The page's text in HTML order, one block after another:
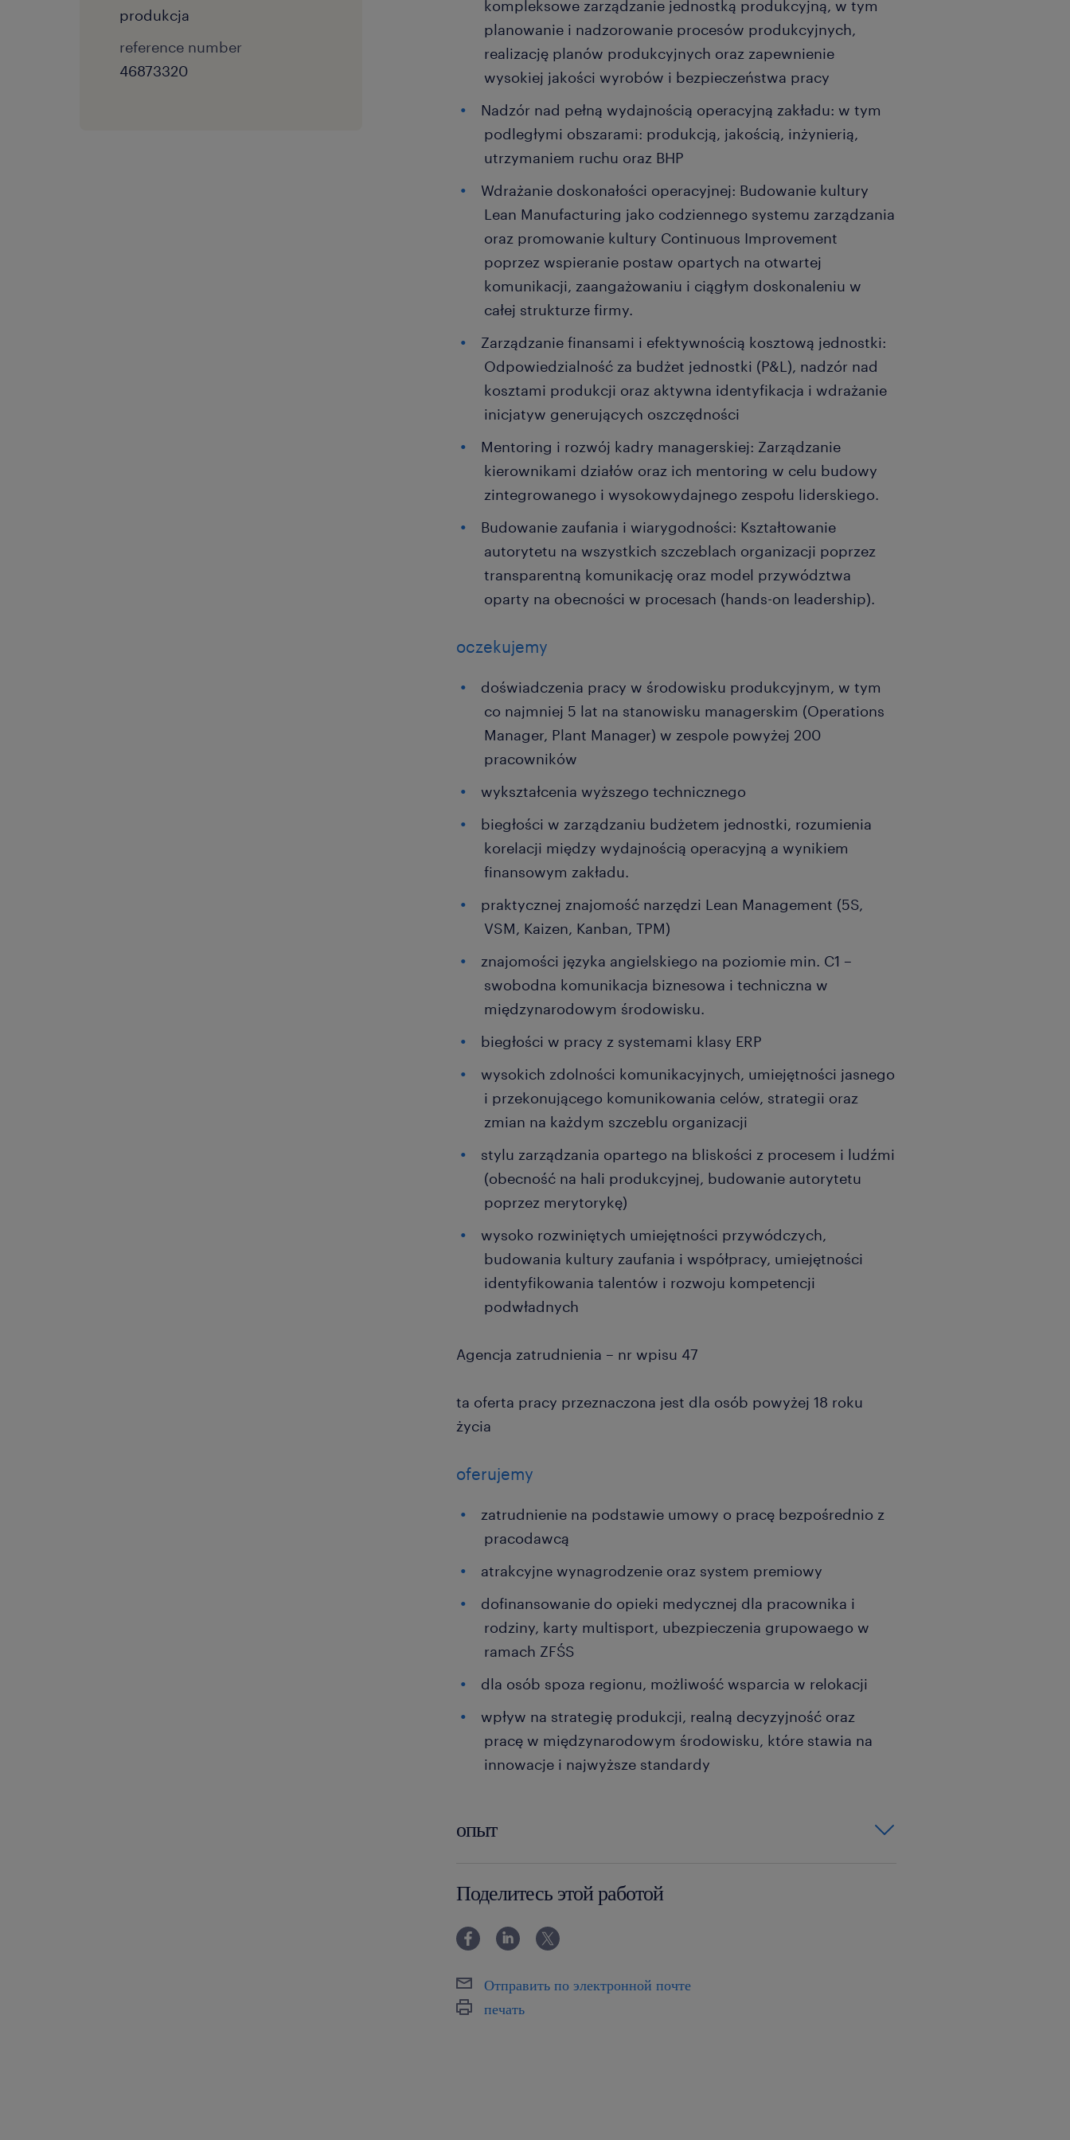
produkcja
reference number
46873320
kompleksowe zarządzanie jednostką produkcyjną, w tym
planowanie i nadzorowanie procesów produkcyjnych,
realizację planów produkcyjnych oraz zapewnienie
wysokiej jakości wyrobów i bezpieczeństwa pracy
Nadzór nad pełną wydajnością operacyjną zakładu: w tym
podległymi obszarami: produkcją, jakością, inżynierią,
utrzymaniem ruchu oraz BHP
Wdrażanie doskonałości operacyjnej: Budowanie kultury
Lean Manufacturing jako codziennego systemu zarządzania
oraz promowanie kultury Continuous Improvement
poprzez wspieranie postaw opartych na otwartej
komunikacji, zaangażowaniu i ciągłym doskonaleniu w
całej strukturze firmy.
Zarządzanie finansami i efektywnością kosztową jednostki:
Odpowiedzialność za budżet jednostki (P&L), nadzór nad
kosztami produkcji oraz aktywna identyfikacja i wdrażanie
inicjatyw generujących oszczędności
Mentoring i rozwój kadry managerskiej: Zarządzanie
kierownikami działów oraz ich mentoring w celu budowy
zintegrowanego i wysokowydajnego zespołu liderskiego.
Budowanie zaufania i wiarygodności: Kształtowanie
autorytetu na wszystkich szczeblach organizacji poprzez
transparentną komunikację oraz model przywództwa
oparty na obecności w procesach (hands-on leadership).
oczekujemy
doświadczenia pracy w środowisku produkcyjnym, w tym
co najmniej 5 lat na stanowisku managerskim (Operations
Manager, Plant Manager) w zespole powyżej 200
pracowników
wykształcenia wyższego technicznego
biegłości w zarządzaniu budżetem jednostki, rozumienia
korelacji między wydajnością operacyjną a wynikiem
finansowym zakładu.
praktycznej znajomość narzędzi Lean Management (5S,
VSM, Kaizen, Kanban, TPM)
znajomości języka angielskiego na poziomie min. C1 –
swobodna komunikacja biznesowa i techniczna w
międzynarodowym środowisku.
biegłości w pracy z systemami klasy ERP
wysokich zdolności komunikacyjnych, umiejętności jasnego
i przekonującego komunikowania celów, strategii oraz
zmian na każdym szczeblu organizacji
stylu zarządzania opartego na bliskości z procesem i ludźmi
(obecność na hali produkcyjnej, budowanie autorytetu
poprzez merytorykę)
wysoko rozwiniętych umiejętności przywódczych,
budowania kultury zaufania i współpracy, umiejętności
identyfikowania talentów i rozwoju kompetencji
podwładnych
Agencja zatrudnienia – nr wpisu 47
ta oferta pracy przeznaczona jest dla osób powyżej 18 roku
życia
oferujemy
zatrudnienie na podstawie umowy o pracę bezpośrednio z
pracodawcą
atrakcyjne wynagrodzenie oraz system premiowy
dofinansowanie do opieki medycznej dla pracownika i
rodziny, karty multisport, ubezpieczenia grupowaego w
ramach ZFŚS
dla osób spoza regionu, możliwość wsparcia w relokacji
wpływ na strategię produkcji, realną decyzyjność oraz
pracę w międzynarodowym środowisku, które stawia na
innowacje i najwyższe standardy
опыт
Поделитесь этой работой
Отправить по электронной почте
печать